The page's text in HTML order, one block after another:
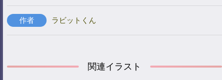
作者 ラビットくん
関連イラスト